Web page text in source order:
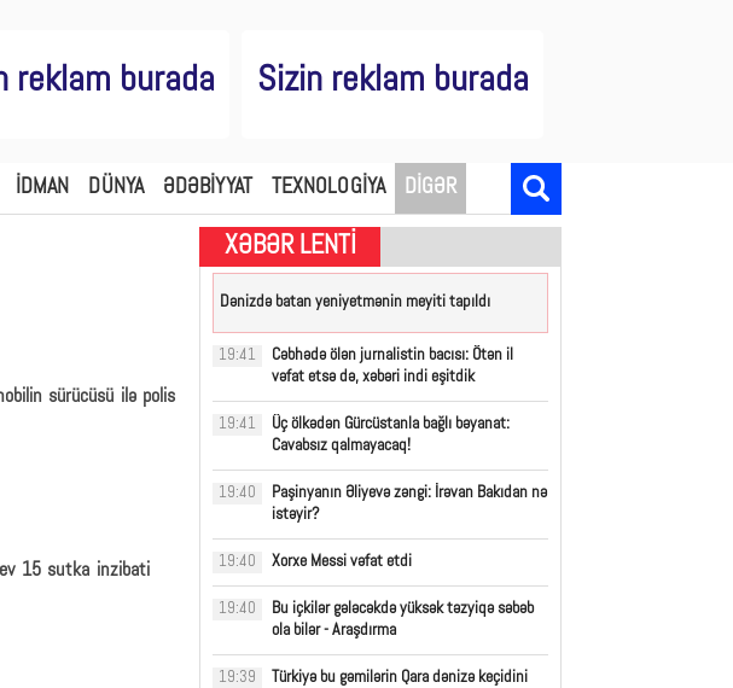
reklam burada Sizin reklam burada
İDMAN DÜNYA ƏDƏBİYYAT TEXNOLOGİYA DİGƏR
sürücüsü ilə polis
15 sutka inzibati
XƏBƏR LENTİ
Dənizdə batan yeniyetmənin meyiti tapıldı
19:41
Cəbhədə ölən jurnalistin bacısı: Ötən il
vəfat etsə də, xəbəri indi eşitdik
19:41
Üç ölkədən Gürcüstanla bağlı bəyanat:
Cavabsız qalmayacaq!
19:40
Paşinyanın Əliyevə zəngi: İrəvan Bakıdan nə
istəyir?
19:40 Xorxe Messi vəfat etdi
19:40
Bu içkilər gələcəkdə yüksək təzyiqə səbəb
ola bilər - Araşdırma
19:39
Türkiyə bu gəmilərin Qara dənizə keçidini